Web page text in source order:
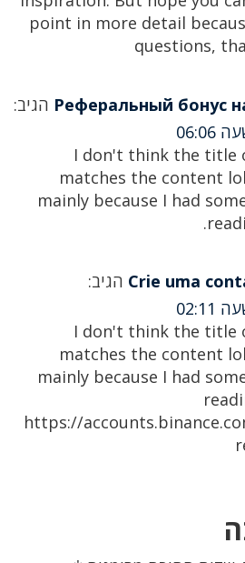
point in more detail
questions,
Реферальный бонус הגיב:
I don't think the title
matches the content
mainly because I had
Crie uma הגיב:
I don't think the title
matches the content
mainly because I had
https://